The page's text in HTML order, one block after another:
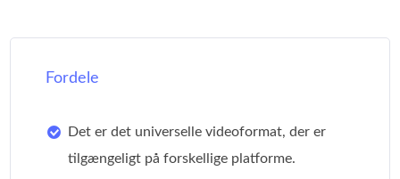
Fordele
Det er det universelle videoformat, der er
tilgængeligt på forskellige platforme.